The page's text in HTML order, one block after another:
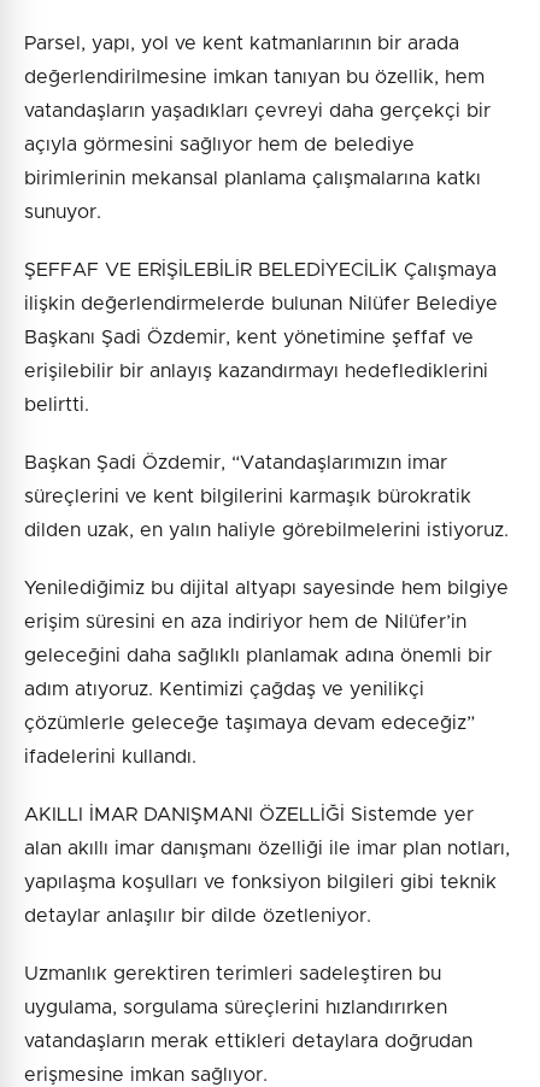
Parsel, yapı, yol ve kent katmanlarının bir arada
değerlendirilmesine imkan tanıyan bu özellik, hem
vatandaşların yaşadıkları çevreyi daha gerçekçi bir
açıyla görmesini sağlıyor hem de belediye
birimlerinin mekansal planlama çalışmalarına katkı
sunuyor.
ŞEFFAF VE ERİŞİLEBİLİR BELEDİYECİLİK Çalışmaya
ilişkin değerlendirmelerde bulunan Nilüfer Belediye
Başkanı Şadi Özdemir, kent yönetimine şeffaf ve
erişilebilir bir anlayış kazandırmayı hedeflediklerini
belirtti.
Başkan Şadi Özdemir, “Vatandaşlarımızın imar
süreçlerini ve kent bilgilerini karmaşık bürokratik
dilden uzak, en yalın haliyle görebilmelerini istiyoruz.
Yenilediğimiz bu dijital altyapı sayesinde hem bilgiye
erişim süresini en aza indiriyor hem de Nilüfer’in
geleceğini daha sağlıklı planlamak adına önemli bir
adım atıyoruz. Kentimizi çağdaş ve yenilikçi
çözümlerle geleceğe taşımaya devam edeceğiz”
ifadelerini kullandı.
AKILLI İMAR DANIŞMANI ÖZELLİĞİ Sistemde yer
alan akıllı imar danışmanı özelliği ile imar plan notları,
yapılaşma koşulları ve fonksiyon bilgileri gibi teknik
detaylar anlaşılır bir dilde özetleniyor.
Uzmanlık gerektiren terimleri sadeleştiren bu
uygulama, sorgulama süreçlerini hızlandırırken
vatandaşların merak ettikleri detaylara doğrudan
erişmesine imkan sağlıyor.